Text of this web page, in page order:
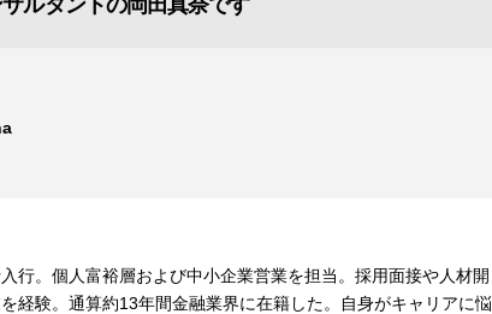
ルタントの岡田真奈です
行。個人富裕層および中小企業営業を担当。採用面接や人材開
経験。通算約13年間金融業界に在籍した。自身がキャリアに悩